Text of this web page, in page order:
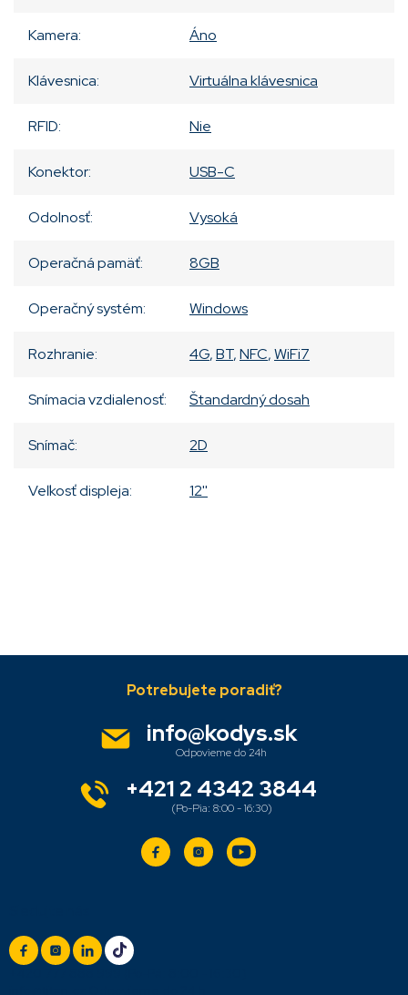
Kamera: Áno
Klávesnica: Virtuálna klávesnica
RFID: Nie
Konektor: USB-C
Odolnosť: Vysoká
Operačná pamäť: 8GB
Operačný systém: Windows
Rozhranie: 4G,BT,NFC,WiFi7
Snímacia vzdialenosť: Štandardný dosah
Snímač: 2D
Veľkosť displeja: 12''
info@kodys.sk
+421 2 4342 3844